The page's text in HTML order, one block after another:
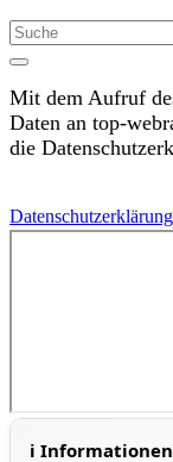
Mit dem Aufruf
Daten an top-
die
Datenschutzerklärung